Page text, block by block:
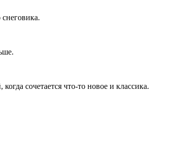
сочетается что-то новое и классика.